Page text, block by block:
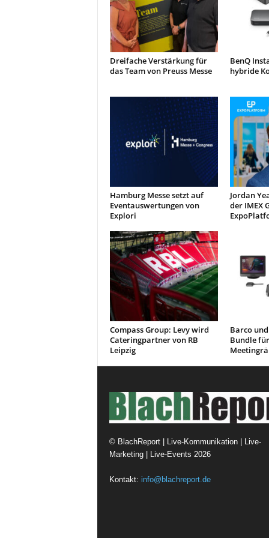
Dreifache Verstärkung für
das Team von Preuss Messe
BenQ
hybride
Hamburg Messe setzt auf
Eventauswertungen von
Explori
Jordan
der IMEX
Compass Group: Levy wird
Cateringpartner von RB
Leipzig
Barco
Bundle
© BlachReport | Live-Kommunikation | Live-
Marketing | Live-Events 2026
Kontakt: info@blachreport.de